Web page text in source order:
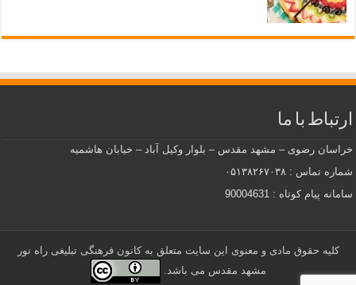
ارتباط با ما
خراسان رضوی – مشهد مقدس – بلوار وکیل آباد – خیابان هاشمیه
شماره تماس : ۰۵۱۳۸۲۶۷۰۳۸
سامانه پیام کوتاه : 90004631
کلیه حقوق مادی و معنوی این سایت متعلق به کانون فرهنگی تبلیغی راه نور
مشهد مقدس می باشد.